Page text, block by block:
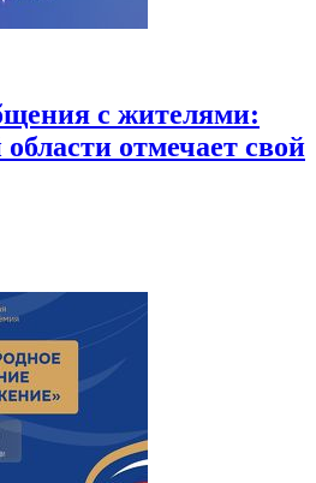
с жителями:
отмечает свой